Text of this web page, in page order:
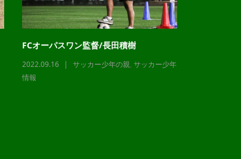
FCオーパスワン監督/長田積樹
2022.09.16 サッカー少年の親, サッカー少年
情報